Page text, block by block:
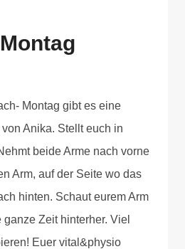
Montag gibt es eine
Anika. Stellt euch in
beide Arme nach vorne
Arm, auf der Seite wo das
hinten. Schaut eurem Arm
Zeit hinterher. Viel
Euer vital&physio